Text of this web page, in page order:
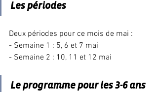
Les périodes
Deux périodes pour ce mois de mai :
- Semaine 1 : 5, 6 et 7 mai
- Semaine 2 : 10, 11 et 12 mai
Le programme pour les 3-6 ans